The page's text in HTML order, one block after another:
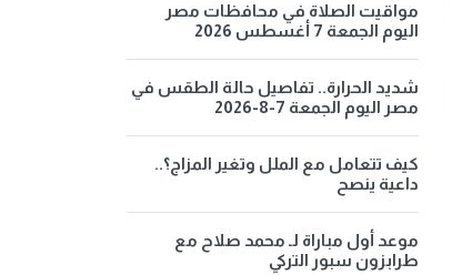
مواقيت الصلاة في محافظات مصر
اليوم الجمعة 7 أغسطس 2026
شديد الحرارة.. تفاصيل حالة الطقس في
مصر اليوم الجمعة 7-8-2026
كيف تتعامل مع الملل وتغير المزاج؟..
داعية ينصح
موعد أول مباراة لـ محمد صلاح مع
طرابزون سبور التركي